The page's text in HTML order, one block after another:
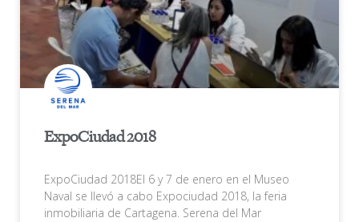
ExpoCiudad 2018
ExpoCiudad 2018El 6 y 7 de enero en el Museo
Naval se llevó a cabo Expociudad 2018, la feria
inmobiliaria de Cartagena. Serena del Mar